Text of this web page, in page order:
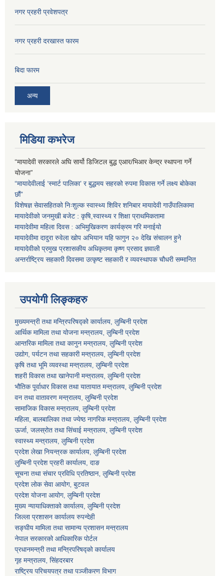
नगर प्रहरी प्रवेशपत्र
नगर प्रहरी दरखास्त फारम
बिदा फारम
अन्य
मिडिया कभरेज
“मायादेवी सरकारले अघि सार्यो डिजिटल बुद्ध एआर/भिआर केन्द्र स्थापना गर्ने
योजना”
“मायादेवीलाई ‘स्मार्ट पालिका’ र बुद्धमय सहरको रुपमा विकास गर्ने लक्ष्य बोकेका
छौं”
विशेषज्ञ सेवासहितको निःशुल्क स्वास्थ्य शिविर शनिबार मायादेवी गाउँपालिकामा
मायादेवीको जनमुखी बजेट : कृषि,स्वास्थ्य र शिक्षा प्राथमिकतामा
मायादेवीमा महिला दिवस : अभिमुखिकरण कार्यक्रम गरि मनाईयो
मायादेवीमा दादुरा रुवेला खोप अभियान यहि फागुन २० देखि संचालन हुने
मायादेवीको प्रमुख प्रशासकीय अधिकृतमा कृष्ण प्रसाद ज्ञवाली
अन्तर्राष्ट्रिय सहकारी दिवसमा उत्कृष्ट सहकारी र व्यवस्थापक चौधरी सम्मानित
उपयोगी लिङ्कहरु
मुख्यमन्त्री तथा मन्त्रिपरिषद्को कार्यालय, लुम्बिनी प्रदेश
आर्थिक मामिला तथा योजना मन्त्रालय, लुम्बिनी प्रदेश
आन्तरिक मामिला तथा कानुन मन्त्रालय, लुम्बिनी प्रदेश
उद्योग, पर्यटन तथा सहकारी मन्त्रालय, लुम्बिनी प्रदेश
कृषि तथा भूमि व्यवस्था मन्त्रालय, लुम्बिनी प्रदेश
शहरी विकास तथा खानेपानी मन्त्रालय, लुम्बिनी प्रदेश
भौतिक पूर्वाधार विकास तथा यातायात मन्त्रालय, लुम्बिनी प्रदेश
वन तथा वातावरण मन्त्रालय, लुम्बिनी प्रदेश
सामाजिक विकास मन्त्रालय, लुम्बिनी प्रदेश
महिला, बालबालिका तथा ज्येष्ठ नागरिक मन्त्रालय, लुम्बिनी प्रदेश
ऊर्जा, जलस्रोत तथा सिंचाई मन्त्रालय, लुम्बिनी प्रदेश
स्वास्थ्य मन्त्रालय, लुम्बिनी प्रदेश
प्रदेश लेखा नियन्त्रक कार्यालय, लुम्बिनी प्रदेश
लुम्बिनी प्रदेश प्रहरी कार्यालय, दाङ
सूचना तथा संचार प्रविधि प्रतिष्ठान, लुम्बिनी प्रदेश
प्रदेश लोक सेवा आयोग, बुटवल
प्रदेश योजना आयोग, लुम्बिनी प्रदेश
मुख्य न्यायाधिक्ताको कार्यालय, लुम्बिनी प्रदेश
जिल्ला प्रशासन कार्यालय रुपन्देही
सङ्घीय मामिला तथा सामान्य प्रशासन मन्त्रालय
नेपाल सरकारको आधिकारिक पोर्टल
प्रधानमन्त्री तथा मन्त्रिपरिषद्को कार्यालय
गृह मन्त्रालय, सिंहदरबार
राष्ट्रिय परिचयपत्र तथा पञ्जीकरण विभाग